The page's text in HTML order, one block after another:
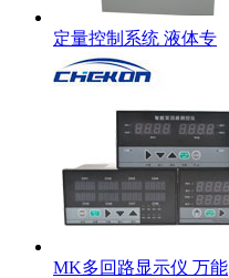
定量控制系统 液体专
MK多回路显示仪 万能